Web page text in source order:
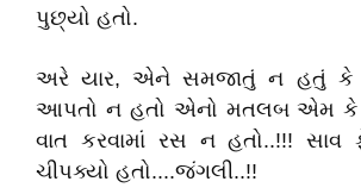
પુછ્યો હતો.
અરે યાર, એને સમજાતું ન હતું
આપતો ન હતો એનો મતલબ એમ કે
વાત કરવામાં રસ ન હતો..!!! સાવ
ચીપક્યો હતો....જંગલી..!!